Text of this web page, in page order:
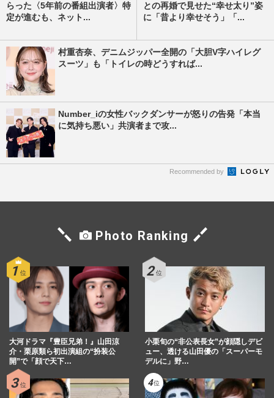
らった〈5年前の番組出演者〉特
定が進むも、ネット...
との再婚で見せた“幸せ太り”姿
に「昔より幸せそう」「...
村重杏奈、デニムジッパー全開の「大胆V字ハイレグ
スーツ」も「トイレの時どうすれば...
Number_iの女性バックダンサーが怒りの告発「本当
に気持ち悪い」共演者まで攻...
Recommended by
Photo Ranking
大河ドラマ『豊臣兄弟！』山田涼
介・栗原類ら初出演組の“扮装公
開”で「顔で天下…
小栗旬の“非公表長女”が顔隠しデビ
ュー、透ける山田優の「スーパーモ
デルに」野…